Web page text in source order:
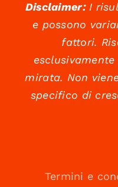
Disclaimer:I
e possono
fattori.
mirata. Non
specifico di
Termini e